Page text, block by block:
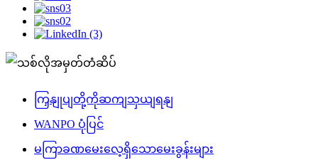
ကြှနျုပျတို့ကိုဆကျသှယျရနျ
WANPO ပုံပြင်
မကြာခဏမေးလေ့ရှိသောမေးခွန်းများ